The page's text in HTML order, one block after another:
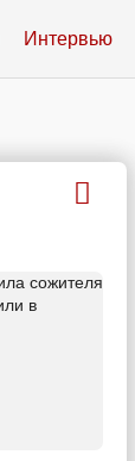
Интервью